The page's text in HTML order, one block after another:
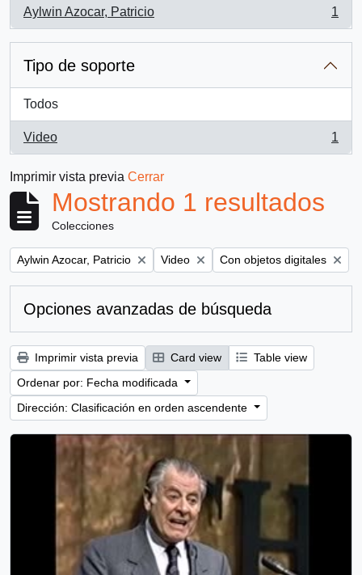
Aylwin Azocar, Patricio
, 1 resultados
1
Tipo de soporte
Todos
Video
, 1 resultados
1
Imprimir vista previa Cerrar
Mostrando 1 resultados
Colecciones
Remove filter:
Aylwin Azocar, Patricio Remove filter:
Video Remove filter:
Con objetos digitales
Opciones avanzadas de búsqueda
Imprimir vista previa Card view
Table view
Ordenar por: Fecha modificada
Dirección: Clasificación en orden ascendente